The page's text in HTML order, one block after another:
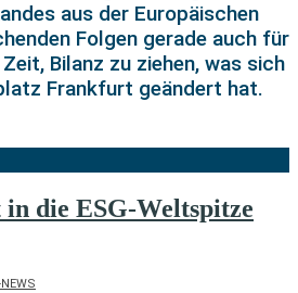
aus der Europäischen
Folgen gerade auch für
Bilanz zu ziehen, was sich
Frankfurt geändert hat.
die ESG-Weltspitze